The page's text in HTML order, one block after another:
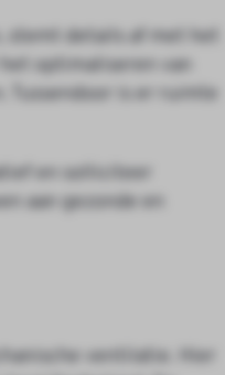
details af met het
optimaliseren van
is er ruimte
en solliciteer
aan gezonde en
ventilatie. Hier